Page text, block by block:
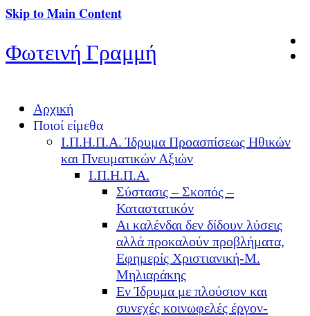
Skip to Main Content
Φωτεινή Γραμμή
Αρχική
Ποιοί είμεθα
Ι.Π.Η.Π.Α. Ίδρυμα Προασπίσεως Ηθικών
και Πνευματικών Αξιών
Ι.Π.Η.Π.Α.
Σύστασις – Σκοπός –
Καταστατικόν
Αι καλένδαι δεν δίδουν λύσεις
αλλά προκαλούν προβλήματα,
Εφημερίς Χριστιανική-Μ.
Μηλιαράκης
Εν Ίδρυμα με πλούσιον και
συνεχές κοινωφελές έργον-